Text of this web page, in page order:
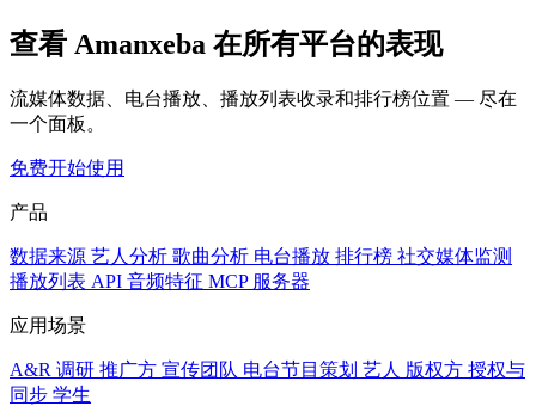
查看 Amanxeba 在所有平台的表现
流媒体数据、电台播放、播放列表收录和排行榜位置 — 尽在
一个面板。
免费开始使用
产品
数据来源 艺人分析 歌曲分析 电台播放 排行榜 社交媒体监测
播放列表 API 音频特征 MCP 服务器
应用场景
A&R 调研 推广方 宣传团队 电台节目策划 艺人 版权方 授权与
同步 学生